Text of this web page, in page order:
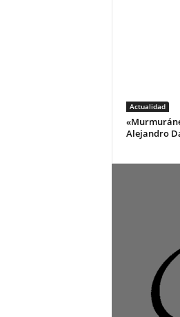
Actualidad
Alejandro